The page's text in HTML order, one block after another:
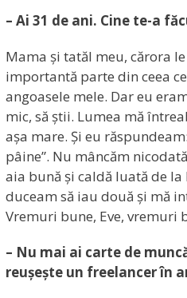
– Ai 31 de ani. Cine te-a
Mama și tatăl meu, cărora
importantă parte din ceea
angoasele mele. Dar eu
mic, să știi. Lumea mă
așa mare. Și eu
pâine”. Nu mâncăm
aia bună și caldă luată de
duceam să iau două și mă
Vremuri bune, Eve, vremuri
– Nu mai ai carte de
reușește un freelancer în